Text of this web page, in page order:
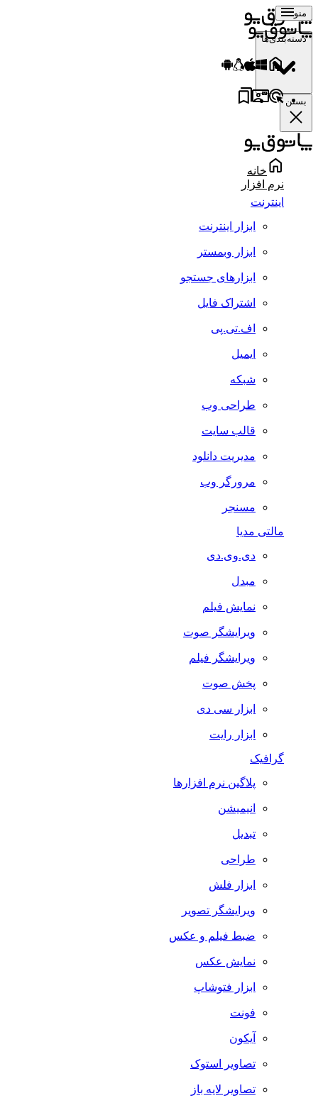
منو
دسته‌بندی‌ها
بستن
خانه
نرم افزار
اینترنت
ابزار اینترنت
ابزار وبمستر
ابزارهای جستجو
اشتراک فایل
اف.تی.پی
ایمیل
شبکه
طراحی وب
قالب سایت
مدیریت دانلود
مرورگر وب
مسنجر
مالتی مدیا
دی.وی.دی
مبدل
نمایش فیلم
ویرایشگر صوت
ویرایشگر فیلم
پخش صوت
ابزار سی دی
ابزار رایت
گرافیک
پلاگین نرم افزارها
انیمیشن
تبدیل
طراحی
ابزار فلش
ویرایشگر تصویر
ضبط فيلم و عكس
نمایش عکس
ابزار فتوشاپ
فونت
آیکون
تصاویر استوک
تصاویر لایه باز